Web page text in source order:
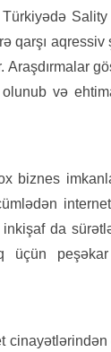
qarşı
Araşdırmalar
və
biznes
da
üçün